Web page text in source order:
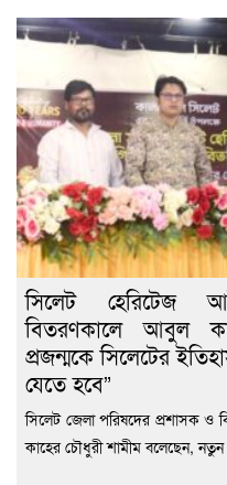
সিলেট হেরিটেজ
বিতরণকালে আবুল
প্রজন্মকে সিলেটের
যেতে হবে”
সিলেট জেলা পরিষদের প্রশাসক ও
কাহের চৌধুরী শামীম বলেছেন,